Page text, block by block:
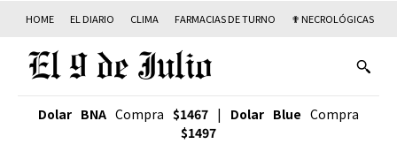
HOME EL DIARIO CLIMA FARMACIAS DE TURNO ✟ NECROLÓGICAS
Dolar BNA Compra $1467 | Dolar Blue Compra
$1497